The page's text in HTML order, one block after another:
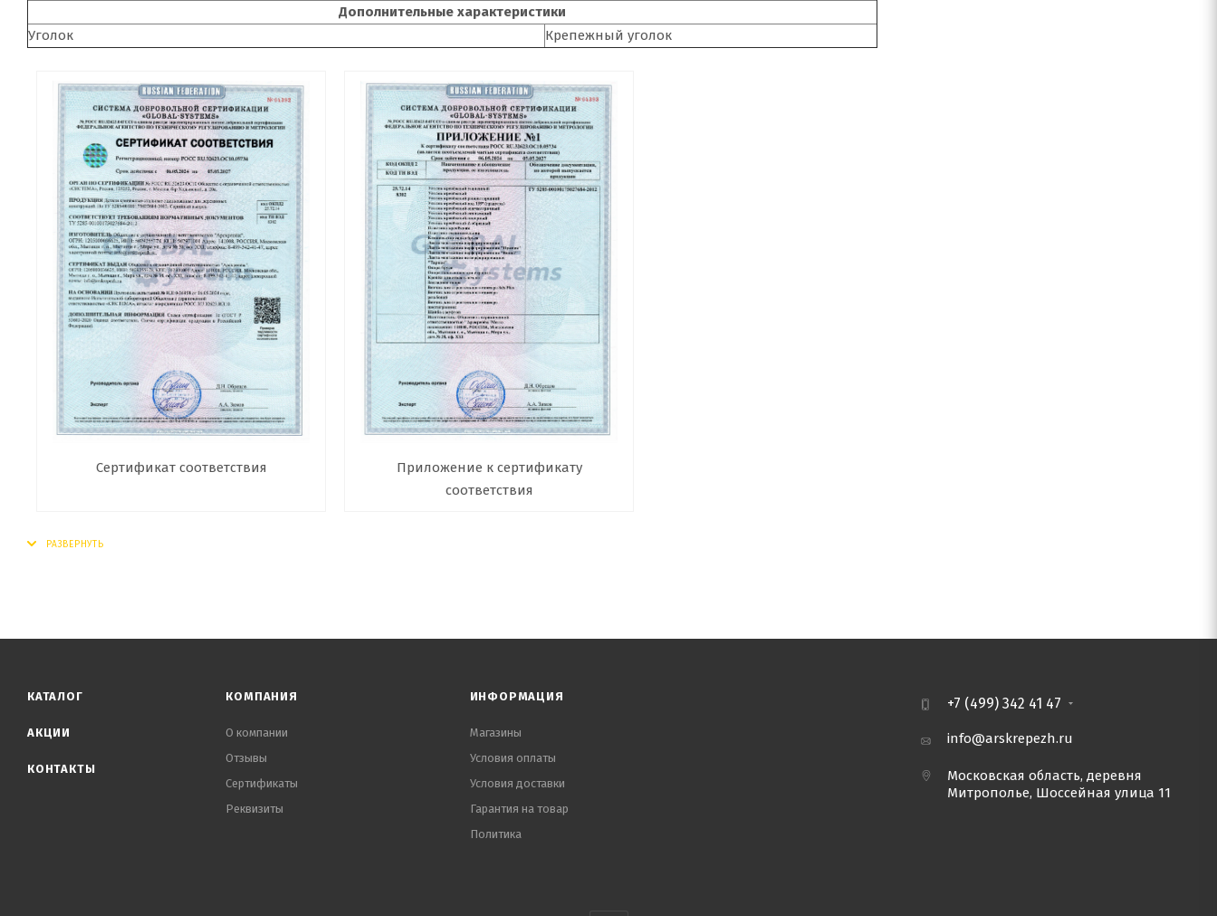
Дополнительные характеристики
Уголок
Крепежный уголок
Сертификат соответствия
Приложение к сертификату
соответствия
КАТАЛОГ
АКЦИИ
КОНТАКТЫ
КОМПАНИЯ
О компании
Отзывы
Сертификаты
Реквизиты
ИНФОРМАЦИЯ
Магазины
Условия оплаты
Условия доставки
Гарантия на товар
Политика
+7 (499) 342 41 47
info@arskrepezh.ru
Московская область, деревня
Митрополье, Шоссейная улица 11